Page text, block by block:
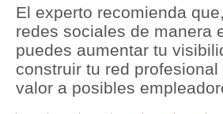
Política
Tu Dinero
Finanzas Personales
El experto recomienda
redes sociales de manera
puedes aumentar tu
construir tu red
valor a posibles